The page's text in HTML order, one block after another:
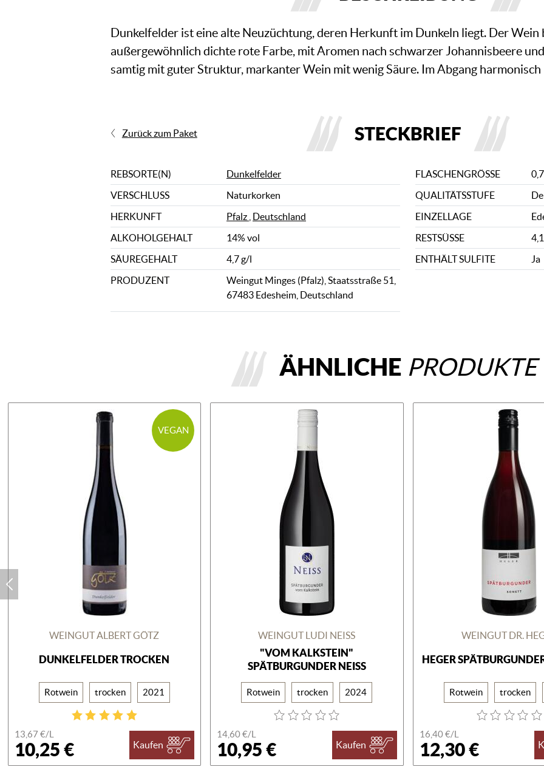
Dunkelfelder ist eine alte Neuzüchtung, deren Herkunft im Dunkeln liegt. Der Wein
außergewöhnlich dichte rote Farbe, mit Aromen nach schwarzer Johannisbeere
samtig mit guter Struktur, markanter Wein mit wenig Säure. Im Abgang harmonisch
STECKBRIEF
Zurück zum Paket
REBSORTE(N) Dunkelfelder FLASCHENGRÖSSE
VERSCHLUSS
Naturkorken QUALITÄTSSTUFE
HERKUNFT
Pfalz Deutschland EINZELLAGE
ALKOHOLGEHALT
14% vol RESTSÜSSE
SÄUREGEHALT
4,7 g/l ENTHÄLT SULFITE
Ja
PRODUZENT
Weingut Minges (Pfalz), Staatsstraße 51,
67483 Edesheim, Deutschland
ÄHNLICHE PRODUKTE
VEGAN
WEINGUT ALBERT GÖTZ
DUNKELFELDER TROCKEN
Rotwein trocken 2021
13,67 €/L
10,25 € Kaufen
WEINGUT LUDI NEISS
"VOM KALKSTEIN"
SPÄTBURGUNDER NEISS
Rotwein trocken 2024
14,60 €/L
10,95 € Kaufen
WEINGUT DR.
HEGER
Rotwein trocken
16,40 €/L
12,30 €